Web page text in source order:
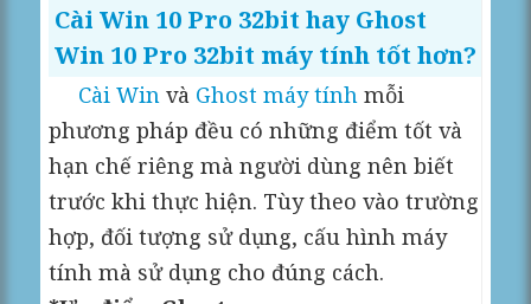
Cài Win 10 Pro 32bit hay Ghost
Win 10 Pro 32bit máy tính tốt hơn?
Cài Win và Ghost máy tính mỗi
phương pháp đều có những điểm tốt và
hạn chế riêng mà người dùng nên biết
trước khi thực hiện. Tùy theo vào trường
hợp, đối tượng sử dụng, cấu hình máy
tính mà sử dụng cho đúng cách.